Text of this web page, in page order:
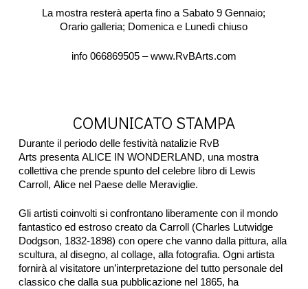
La mostra resterà aperta fino a Sabato 9 Gennaio;
Orario galleria; Domenica e Lunedì chiuso
info 066869505 –www.RvBArts.com
COMUNICATO STAMPA
Durante il periodo delle festività natalizie RvB
Arts presenta ALICE IN WONDERLAND, una mostra
collettiva che prende spunto del celebre libro di Lewis
Carroll, Alice nel Paese delle Meraviglie.
Gli artisti coinvolti si confrontano liberamente con il mondo
fantastico ed estroso creato da Carroll (Charles Lutwidge
Dodgson, 1832-1898) con opere che vanno dalla pittura, alla
scultura, al disegno, al collage, alla fotografia. Ogni artista
fornirà al visitatore un’interpretazione del tutto personale del
classico che dalla sua pubblicazione nel 1865, ha